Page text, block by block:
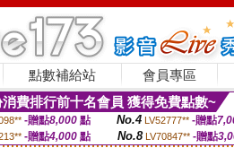
點數補給站 會員專區
費排行前十名會員 獲得免費點數~
-贈點8,000點 No.4 LV52777** -贈點
-贈點4,000 點 No.8 LV70847** -贈點